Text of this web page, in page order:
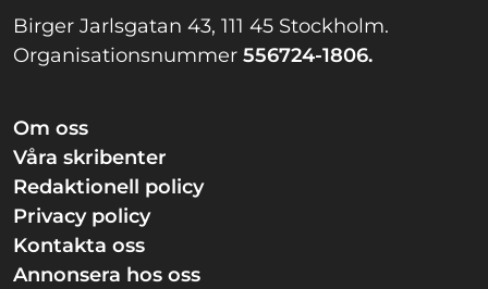
Birger Jarlsgatan 43, 111 45 Stockholm.
Organisationsnummer 556724-1806.
Om oss
Våra skribenter
Redaktionell policy
Privacy policy
Kontakta oss
Annonsera hos oss